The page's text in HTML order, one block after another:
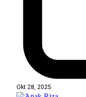
Okt 28, 2025